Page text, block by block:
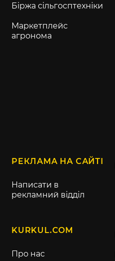
Біржа сільгосптехніки
Маркетплейс
агронома
РЕКЛАМА НА САЙТІ
Написати в
рекламний відділ
KURKUL.COM
Про нас